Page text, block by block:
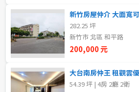
基隆市
新北市
宜蘭縣
桃園市
類型(可複選)
不拘 整層住家 獨立套
282.25 坪
新竹市 北區 和平路
200,000 元
54.39 坪 | 4房 2廳 2衛